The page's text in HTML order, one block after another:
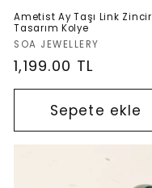
Ametist Ay Taşı Link Zincir
Tasarım Kolye
Satıcı:
SOA JEWELLERY
Normal
fiyat
1,199.00 TL
Sepete ekle